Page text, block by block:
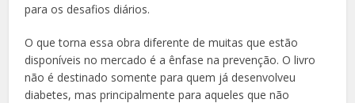
para os desafios diários.
O que torna essa obra diferente de muitas que estão
disponíveis no mercado é a ênfase na prevenção. O livro
não é destinado somente para quem já desenvolveu
diabetes, mas principalmente para aqueles que não